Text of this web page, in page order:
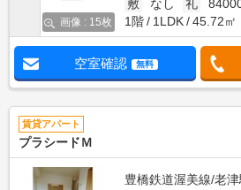
画像 : 15枚
敷
なし 礼
1階
1LDK 45.72㎡
空室確認 無料
賃貸アパート
プラシードＭ
豊橋鉄道渥美線/老